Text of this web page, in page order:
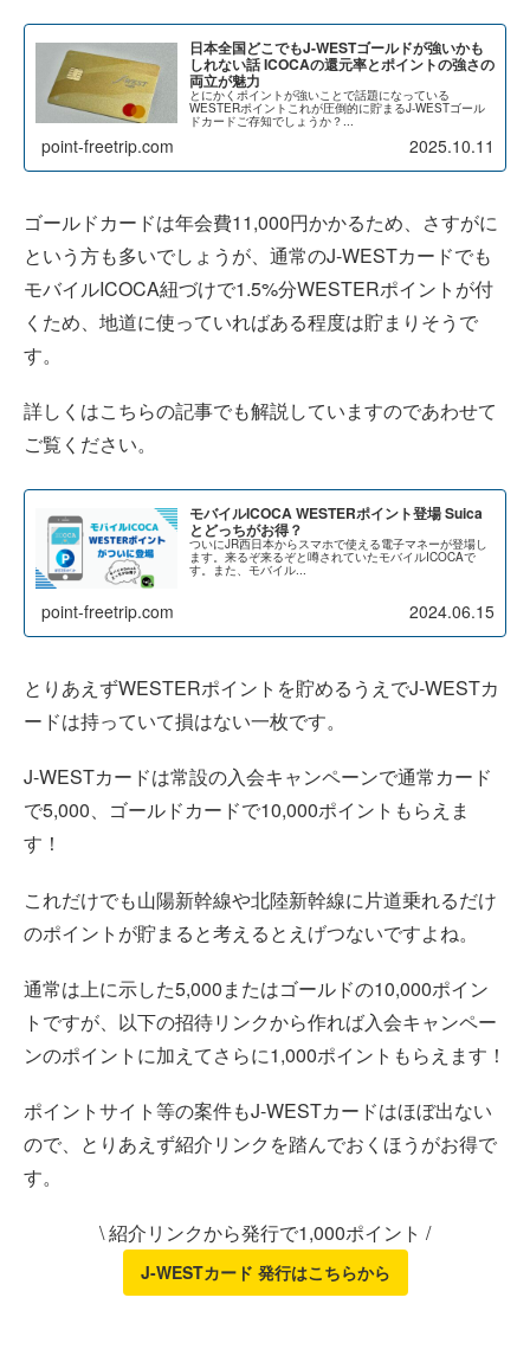
日本全国どこでもJ-WESTゴールドが強いかも
しれない話 ICOCAの還元率とポイントの強さの
両立が魅力
とにかくポイントが強いことで話題になっている
WESTERポイントこれが圧倒的に貯まるJ-WESTゴール
ドカードご存知でしょうか？...
point-freetrip.com 2025.10.11
ゴールドカードは年会費11,000円かかるため、さすがに
という方も多いでしょうが、通常のJ-WESTカードでも
モバイルICOCA紐づけで1.5%分WESTERポイントが付
くため、地道に使っていればある程度は貯まりそうで
す。
詳しくはこちらの記事でも解説していますのであわせて
ご覧ください。
モバイルICOCA WESTERポイント登場 Suica
とどっちがお得？
ついにJR西日本からスマホで使える電子マネーが登場し
ます。来るぞ来るぞと噂されていたモバイルICOCAで
す。また、モバイル...
point-freetrip.com 2024.06.15
とりあえずWESTERポイントを貯めるうえでJ-WESTカ
ードは持っていて損はない一枚です。
J-WESTカードは常設の入会キャンペーンで通常カード
で5,000、ゴールドカードで10,000ポイントもらえま
す！
これだけでも山陽新幹線や北陸新幹線に片道乗れるだけ
のポイントが貯まると考えるとえげつないですよね。
通常は上に示した5,000またはゴールドの10,000ポイン
トですが、以下の招待リンクから作れば入会キャンペー
ンのポイントに加えてさらに1,000ポイントもらえます！
ポイントサイト等の案件もJ-WESTカードはほぼ出ない
ので、とりあえず紹介リンクを踏んでおくほうがお得で
す。
\ 紹介リンクから発行で1,000ポイント /
J-WESTカード 発行はこちらから